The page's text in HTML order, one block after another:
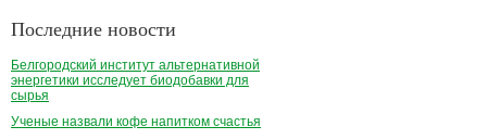
Последние новости
Белгородский институт альтернативной
энергетики исследует биодобавки для
сырья
Ученые назвали кофе напитком счастья